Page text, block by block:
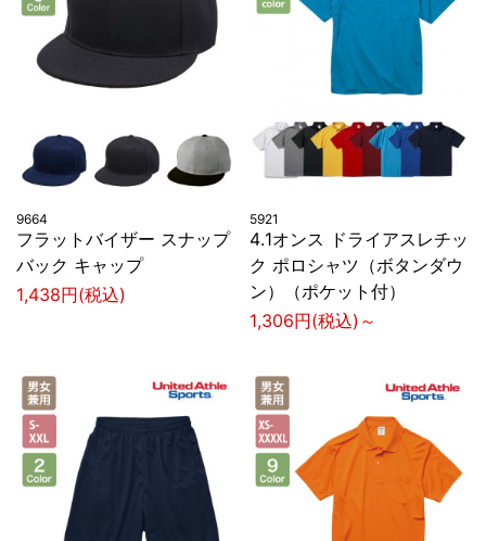
9664
フラットバイザー スナップ
バック キャップ
1,438円(税込)
5921
4.1オンス ドライアスレチッ
ク ポロシャツ（ボタンダウ
ン）（ポケット付）
1,306円(税込)～